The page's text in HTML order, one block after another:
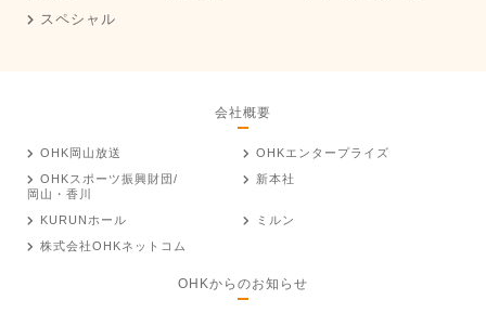
スペシャル
会社概要
OHK岡山放送
OHKエンタープライズ
OHKスポーツ振興財団/
岡山・香川
新本社
KURUNホール
ミルン
株式会社OHKネットコム
OHKからのお知らせ